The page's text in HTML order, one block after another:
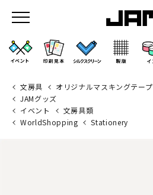
文房具
オリジナルマスキングテープ
JAMグッズ
イベント
文房具類
WorldShopping
Stationery